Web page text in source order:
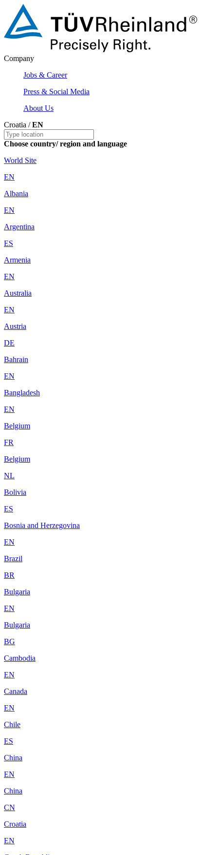
Company
Jobs & Career
Press & Social Media
About Us
Croatia /EN
Choose country/ region and language
World Site
EN
Albania
EN
Argentina
ES
Armenia
EN
Australia
EN
Austria
DE
Bahrain
EN
Bangladesh
EN
Belgium
FR
Belgium
NL
Bolivia
ES
Bosnia and Herzegovina
EN
Brazil
BR
Bulgaria
EN
Bulgaria
BG
Cambodia
EN
Canada
EN
Chile
ES
China
EN
China
CN
Croatia
EN